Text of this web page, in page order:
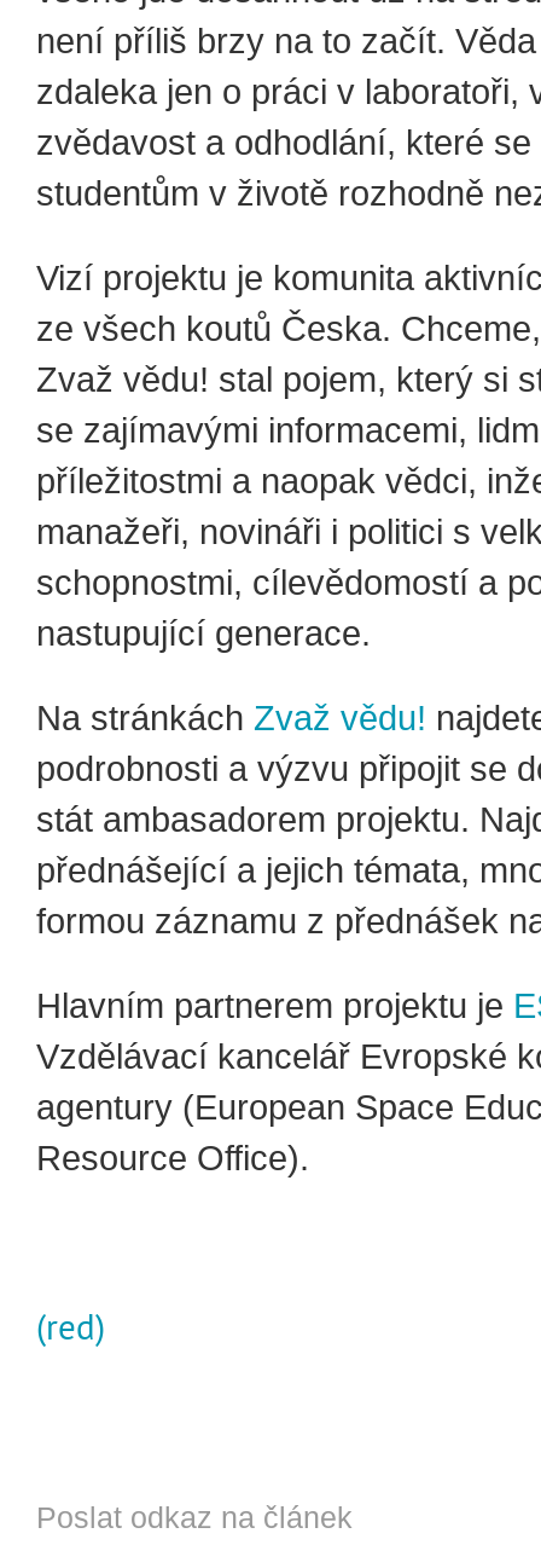
není příliš brzy na to začít.
zdaleka jen o práci v laboratoři,
zvědavost a odhodlání, které se
studentům v životě rozhodně
Vizí projektu je komunita
ze všech koutů Česka.
Zvaž vědu! stal pojem, který si
se zajímavými informacemi,
příležitostmi a naopak vědci,
manažeři, novináři i politici s
schopnostmi, cílevědomostí a
nastupující generace.
Na stránkách Zvaž vědu!
podrobnosti a výzvu připojit se
stát ambasadorem projektu.
přednášející a jejich témata,
formou záznamu z přednášek
Hlavním partnerem projektu je
Vzdělávací kancelář Evropské
agentury (European Space
Resource Office).
(red)
Poslat odkaz na článek